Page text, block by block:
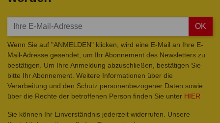
OK
Wenn Sie auf "ANMELDEN" klicken, wird eine E-Mail an Ihre E-
Mail-Adresse gesendet, um Ihr Abonnement des Newsletters zu
bestätigen. Um Ihre Anmeldung abzuschließen, bestätigen Sie
bitte Ihr Abonnement. Weitere Informationen über die
Verarbeitung und den Schutz personenbezogener Daten sowie
über die Rechte der betroffenen Person finden Sie unter HIER
Sie können Ihr Einverständnis jederzeit widerrufen. Unsere